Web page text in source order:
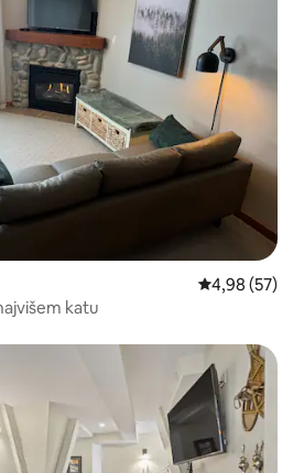
Prosječna
4,98 (57)
katu